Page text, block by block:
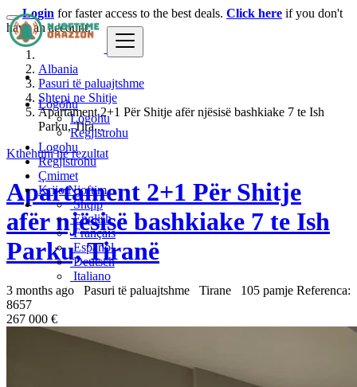
Logohu
Logohu
Regjistrohu
Logohu
Regjistrohu
Çmimet
Krijo Njoftim
Shqip
English
Français
Español
Deutsch
Italiano
Login for faster access to the best deals. Click here if you don't
have an account.
Albania
Pasuri të paluajtshme
Shtepi ne Shitje
Apartament 2+1 Për Shitje afër njësisë bashkiake 7 te Ish
Parku, Tira...
Kthehuni ne rezultat
Apartament 2+1 Për Shitje
afër njësisë bashkiake 7 te Ish
Parku, Tiranë
3 months ago Pasuri të paluajtshme Tirane 105 pamje Referenca:
8657
267 000 €